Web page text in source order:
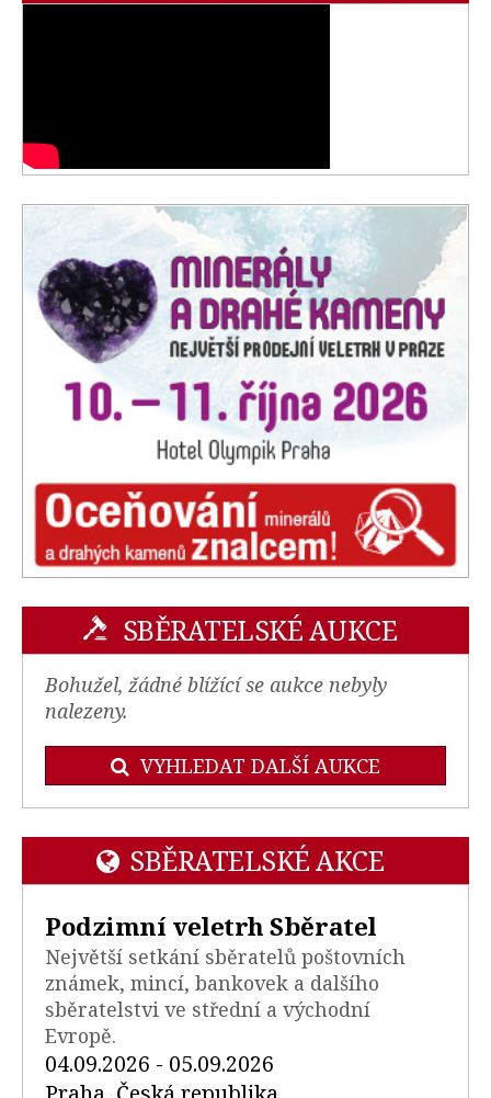
SBĚRATELSKÉ AUKCE
Bohužel, žádné blížící se aukce nebyly
nalezeny.
VYHLEDAT DALŠÍ AUKCE
SBĚRATELSKÉ AKCE
Podzimní veletrh Sběratel
Největší setkání sběratelů poštovních
známek, mincí, bankovek a dalšího
sběratelstvi ve střední a východní
Evropě.
04.09.2026 - 05.09.2026